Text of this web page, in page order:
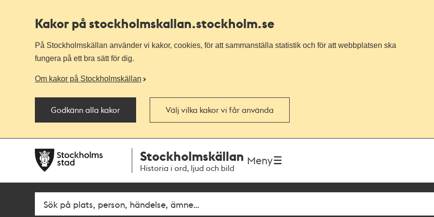
Kakor på stockholmskallan.stockholm.se
På Stockholmskällan använder vi kakor, cookies, för att sammanställa statistik och för att webbplatsen ska
fungera på ett bra sätt för dig.
Om kakor på Stockholmskällan
Godkänn alla kakor Välj vilka kakor vi får använda
navigationen
huvudinnehållet
Stockholmskällan
Historia i ord, ljud och bild
Meny
SökFritextsök